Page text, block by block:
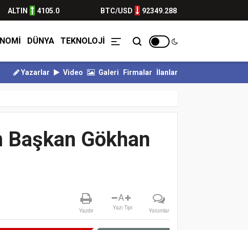
ALTIN 4105.0 BTC/USD 92349.288
DÜNYA TEKNOLOJİ
KALESİ EMİN ELLERDE... BULVARSPOR GÜÇLÜ RAKİBİNE KARŞI İYİ
Yazarlar Video Galeri Firmalar İlanlar
Başkan Gökhan
Yazdır
A
Yazı Tipi Yorumlar